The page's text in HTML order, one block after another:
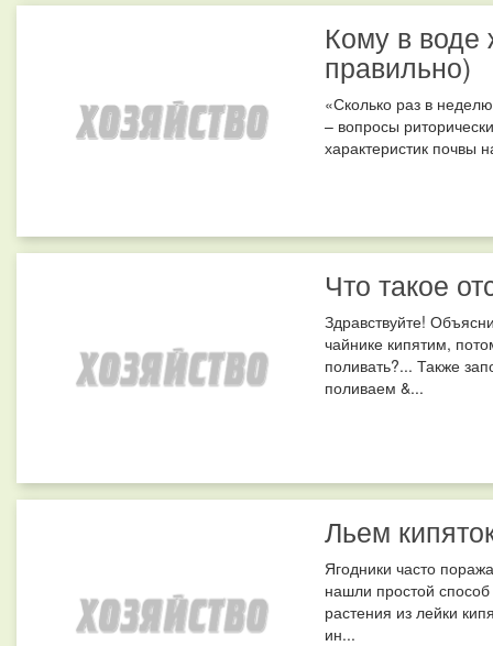
Кому в
правильно)
«Сколько раз в
– вопросы
характеристик почвы
Что такое
Здравствуйте!
чайнике кипятим,
поливать?... Также
поливаем &...
Льем
Ягодники часто
нашли простой
растения из лейки
ин...